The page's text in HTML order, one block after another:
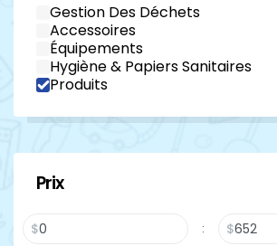
Gestion Des Déchets
Accessoires
Équipements
Hygiène & Papiers Sanitaires
Produits
Prix
$ : $